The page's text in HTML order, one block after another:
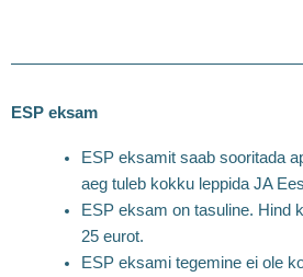
ESP eksam
ESP eksamit saab sooritada
aeg tuleb kokku leppida JA
ESP eksam on tasuline. Hind
25 eurot.
ESP eksami tegemine ei ole